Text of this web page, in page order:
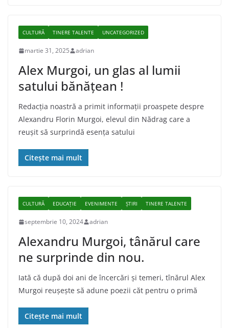
CULTURĂ TINERE TALENTE UNCATEGORIZED
martie 31, 2025 adrian
Alex Murgoi, un glas al lumii
satului bănățean !
Redacția noastră a primit informații proaspete despre
Alexandru Florin Murgoi, elevul din Nădrag care a
reușit să surprindă esența satului
Citește mai mult
CULTURĂ EDUCAȚIE EVENIMENTE ȘTIRI TINERE TALENTE
septembrie 10, 2024 adrian
Alexandru Murgoi, tânărul care
ne surprinde din nou.
Iată că după doi ani de încercări şi temeri, tînărul Alex
Murgoi reuşeşte să adune poezii căt pentru o primă
Citește mai mult